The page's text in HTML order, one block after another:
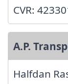
CVR:
A.P.
Halfdan